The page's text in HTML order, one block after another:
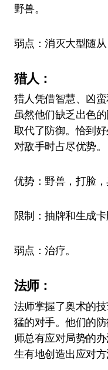
野兽。
弱点：消灭大型随从
猎人：
猎人凭借智慧、凶
虽然他们缺乏出色
取代了防御。恰到
对敌手时占尽优势。
优势：野兽，打脸，
限制：抽牌和生成卡
弱点：治疗。
法师：
法师掌握了奥术的
猛的对手。他们的
师总有应对局势的
生有地创造出应对方